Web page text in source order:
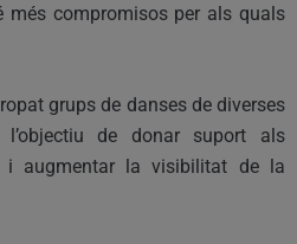
més compromisos per als quals
grups de danses de diverses
l’objectiu de donar suport als
i augmentar la visibilitat de la